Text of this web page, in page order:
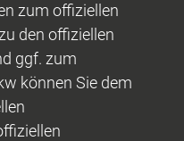
zum offiziellen
den offiziellen
ggf. zum
können Sie dem